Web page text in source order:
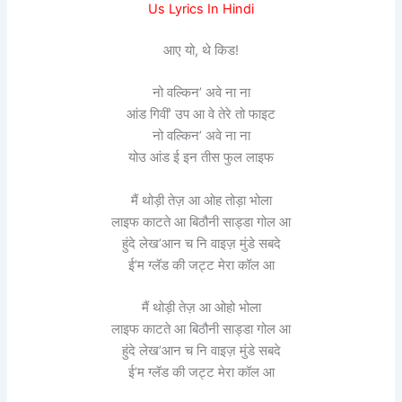
Us Lyrics In Hindi
आए यो, थे किड!
नो वल्किन’ अवे ना ना
आंड गिवीं’ उप आ वे तेरे तो फाइट
नो वल्किन’ अवे ना ना
योउ आंड ई इन तीस फुल लाइफ
मैं थोड़ी तेज़ आ ओह तोड़ा भोला
लाइफ काटते आ बिठौनी साड्डा गोल आ
हुंदे लेख’आन च नि वाइज़ मुंडे सबदे
ई’म ग्लॅड की जट्ट मेरा कॉल आ
मैं थोड़ी तेज़ आ ओहो भोला
लाइफ काटते आ बिठौनी साड्डा गोल आ
हुंदे लेख’आन च नि वाइज़ मुंडे सबदे
ई’म ग्लॅड की जट्ट मेरा कॉल आ